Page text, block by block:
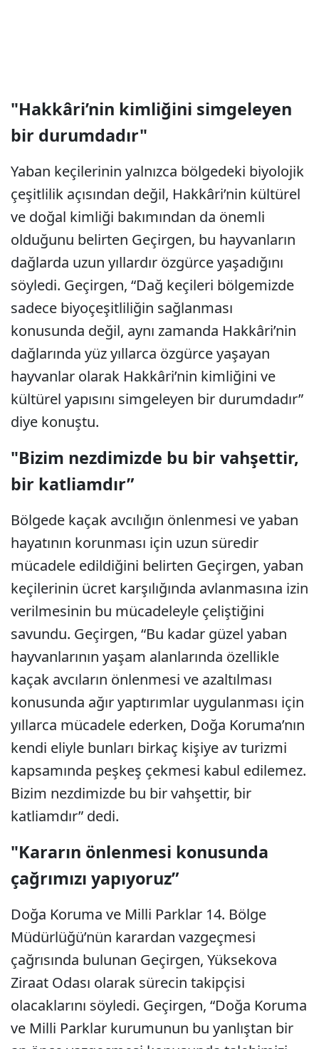
"Hakkâri’nin kimliğini simgeleyen
bir durumdadır"
Yaban keçilerinin yalnızca bölgedeki biyolojik
çeşitlilik açısından değil, Hakkâri’nin kültürel
ve doğal kimliği bakımından da önemli
olduğunu belirten Geçirgen, bu hayvanların
dağlarda uzun yıllardır özgürce yaşadığını
söyledi. Geçirgen, “Dağ keçileri bölgemizde
sadece biyoçeşitliliğin sağlanması
konusunda değil, aynı zamanda Hakkâri’nin
dağlarında yüz yıllarca özgürce yaşayan
hayvanlar olarak Hakkâri’nin kimliğini ve
kültürel yapısını simgeleyen bir durumdadır”
diye konuştu.
"Bizim nezdimizde bu bir vahşettir,
bir katliamdır”
Bölgede kaçak avcılığın önlenmesi ve yaban
hayatının korunması için uzun süredir
mücadele edildiğini belirten Geçirgen, yaban
keçilerinin ücret karşılığında avlanmasına izin
verilmesinin bu mücadeleyle çeliştiğini
savundu. Geçirgen, “Bu kadar güzel yaban
hayvanlarının yaşam alanlarında özellikle
kaçak avcıların önlenmesi ve azaltılması
konusunda ağır yaptırımlar uygulanması için
yıllarca mücadele ederken, Doğa Koruma’nın
kendi eliyle bunları birkaç kişiye av turizmi
kapsamında peşkeş çekmesi kabul edilemez.
Bizim nezdimizde bu bir vahşettir, bir
katliamdır” dedi.
"Kararın önlenmesi konusunda
çağrımızı yapıyoruz”
Doğa Koruma ve Milli Parklar 14. Bölge
Müdürlüğü’nün karardan vazgeçmesi
çağrısında bulunan Geçirgen, Yüksekova
Ziraat Odası olarak sürecin takipçisi
olacaklarını söyledi. Geçirgen, “Doğa Koruma
ve Milli Parklar kurumunun bu yanlıştan bir